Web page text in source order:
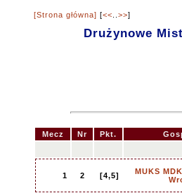
[Strona główna] [<< >>]
Drużynowe
Mecz Nr Pkt.
1 2 [4,5]
MUKS